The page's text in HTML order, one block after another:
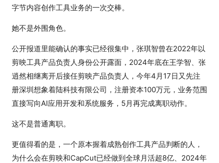
字节内容创作工具业务的一次交棒。
她不是外围角色。
公开报道里能确认的事实已经很集中，张琪智曾在2022年以
剪映工具产品负责人身份公开露面，2024年底在王学智、张
逍然相继离开后接任剪映产品负责人，今年4月17日又先注
册深圳想象着陆科技有限公司，注册资本100万元，业务范围
直接写向AI应用开发和系统服务，5月再完成离职动作。
这不是普通离职。
更值得看的是，一个原本握着成熟创作工具产品判断的人，
为什么会在剪映和CapCut已经做到全球月活超8亿、2024年